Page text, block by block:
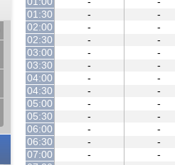
01:30
-
-
02:00
-
-
02:30
-
-
03:00
-
-
03:30
-
-
04:00
-
-
04:30
-
-
05:00
-
-
05:30
-
-
06:00
-
-
06:30
-
-
07:00
-
-